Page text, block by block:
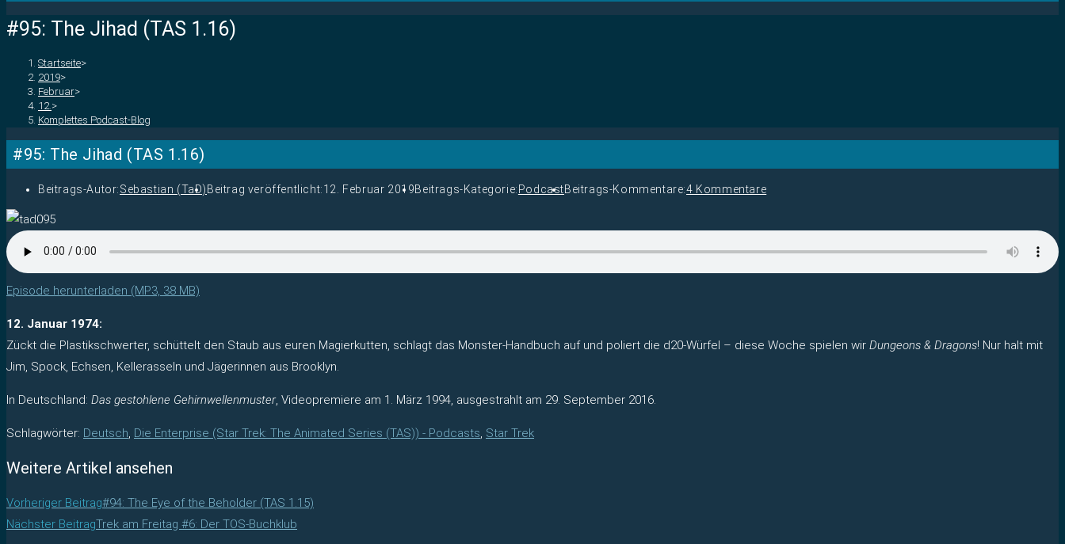
#95: The Jihad (TAS 1.16)
Startseite>
2019>
Februar>
12. >
Komplettes Podcast-Blog
#95: The Jihad (TAS 1.16)
Beitrags-Autor:Sebastian (TaD) Beitrag veröffentlicht:12. Februar 2019Beitrags-Kategorie: PodcastBeitrags-Kommentare:4 Kommentare
Episode herunterladen (MP3, 38 MB)
12. Januar 1974:
Zückt die Plastikschwerter, schüttelt den Staub aus euren Magierkutten, schlagt das Monster-Handbuch auf und poliert die d20-Würfel – diese Woche spielen wir Dungeons & Dragons! Nur halt mit
Jim, Spock, Echsen, Kellerasseln und Jägerinnen aus Brooklyn.
In Deutschland: Das gestohlene Gehirnwellenmuster, Videopremiere am 1. März 1994, ausgestrahlt am 29. September 2016.
Schlagwörter: Deutsch, Die Enterprise (Star Trek: The Animated Series (TAS)) - Podcasts, Star Trek
Weitere Artikel ansehen
Vorheriger Beitrag#94: The Eye of the Beholder (TAS 1.15)
Nächster BeitragTrek am Freitag #6: Der TOS-Buchklub